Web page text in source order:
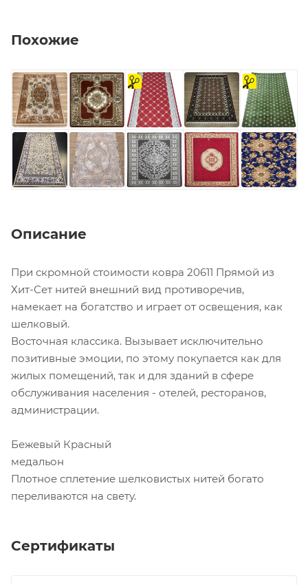
Похожие
На
отрез
на
отрез
Описание
При скромной стоимости ковра 20611 Прямой из
Хит-Сет нитей внешний вид противоречив,
намекает на богатство и играет от освещения, как
шелковый.
Восточная классика. Вызывает исключительно
позитивные эмоции, по этому покупается как для
жилых помещений, так и для зданий в сфере
обслуживания населения - отелей, ресторанов,
администрации.
Бежевый Красный
медальон
Плотное сплетение шелковистых нитей богато
переливаются на свету.
Сертификаты